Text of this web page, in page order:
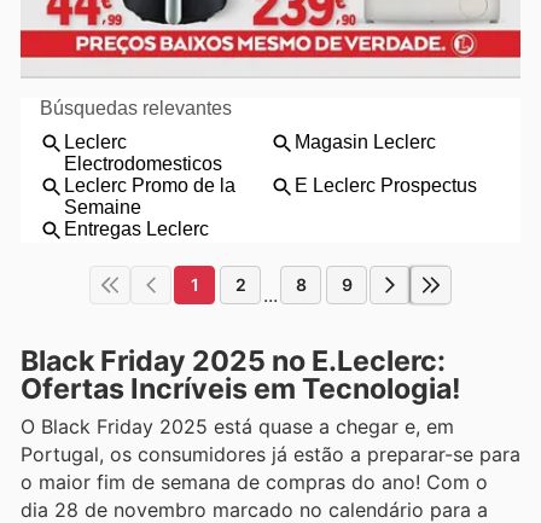
1 2 ... 8 9
Black Friday 2025 no E.Leclerc:
Ofertas Incríveis em Tecnologia!
O Black Friday 2025 está quase a chegar e, em
Portugal, os consumidores já estão a preparar-se para
o maior fim de semana de compras do ano! Com o
dia 28 de novembro marcado no calendário para a